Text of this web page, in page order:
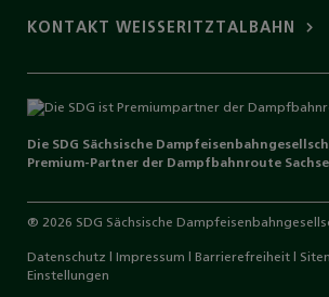
KONTAKT WEISSERITZTALBAHN
Die SDG Sächsische
Premium-Partner der Dampfbahnroute
® 2026 SDG Sächsische
Datenschutz Impressum Barrierefreiheit
Einstellungen